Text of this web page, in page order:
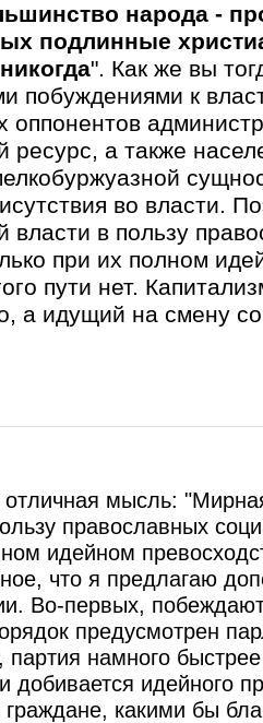
народа -
подлинные
". Как же вы
побуждениями к
оппонентов
ресурс, а также
во власти.
власти в пользу
при их полном
пути нет.
а идущий на смену
отличная мысль:
православных
идейном
что я предлагаю
Во-первых,
предусмотрен
партия намного
добивается идейного
граждане, какими бы